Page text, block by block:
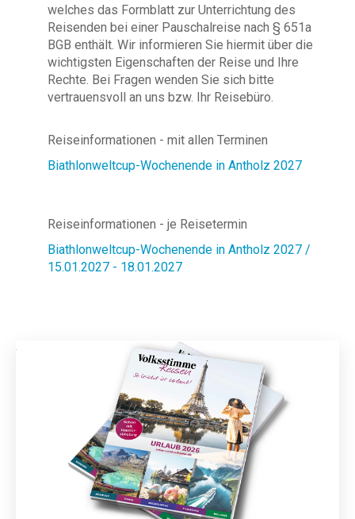
welches das Formblatt zur Unterrichtung des
Reisenden bei einer Pauschalreise nach § 651a
BGB enthält. Wir informieren Sie hiermit über die
wichtigsten Eigenschaften der Reise und Ihre
Rechte. Bei Fragen wenden Sie sich bitte
vertrauensvoll an uns bzw. Ihr Reisebüro.
Reiseinformationen - mit allen Terminen
Biathlonweltcup-Wochenende in Antholz 2027
Reiseinformationen - je Reisetermin
Biathlonweltcup-Wochenende in Antholz 2027 /
15.01.2027 - 18.01.2027